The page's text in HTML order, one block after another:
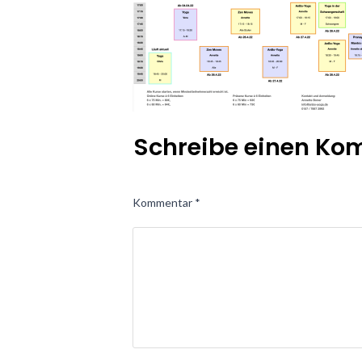
Schreibe einen
Kommentar *